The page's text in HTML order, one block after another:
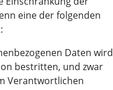
eine der folgenden
Daten wird
bestritten, und zwar
Verantwortlichen